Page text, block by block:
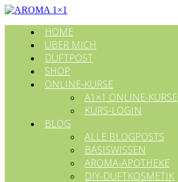
HOME
ÜBER MICH
DUFTPOST
SHOP
ONLINE-KURSE
A1×1 ONLINE-KURSE
KURS-LOGIN
BLOG
ALLE BLOGPOSTS
BASISWISSEN
AROMA-APOTHEKE
DIY-DUFTKOSMETIK